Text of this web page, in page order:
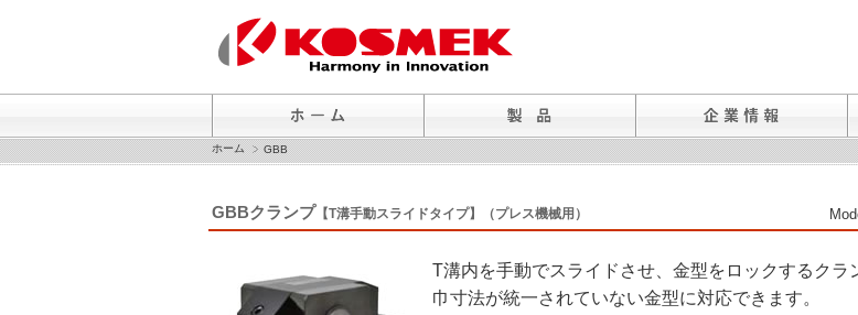
ホーム GBB
GBBクランプ 【T溝手動スライドタイプ】（プレス機械用）
T溝内を手動でスライドさせ、金型をロックするクラ
巾寸法が統一されていない金型に対応できます。